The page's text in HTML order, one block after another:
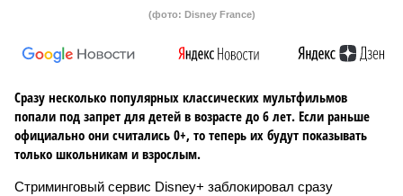
(фото: Disney France)
Сразу несколько популярных классических мультфильмов
попали под запрет для детей в возрасте до 6 лет. Если раньше
официально они считались 0+, то теперь их будут показывать
только школьникам и взрослым.
Стриминговый сервис Disney+ заблокировал сразу